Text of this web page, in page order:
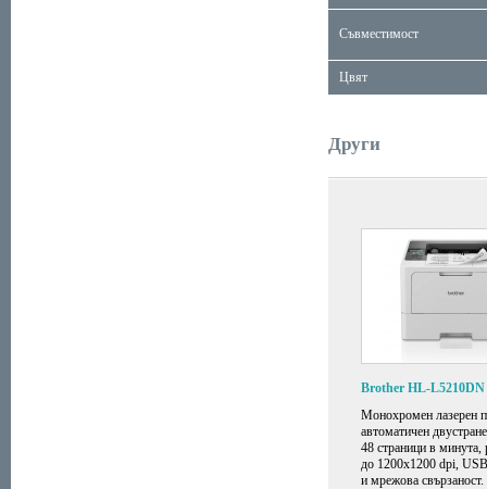
Съвместимост
Цвят
Други
Brother HL-L5210DN
Монохромен лазерен
автоматичен
48 страници в минута,
до 1200x1200 dpi,
и мрежова свързаност.